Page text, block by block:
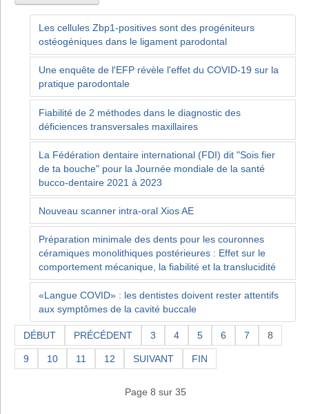
Les cellules Zbp1-positives sont des progéniteurs
ostéogéniques dans le ligament parodontal
Une enquête de l'EFP révèle l'effet du COVID-19 sur la
pratique parodontale
Fiabilité de 2 méthodes dans le diagnostic des
déficiences transversales maxillaires
La Fédération dentaire international (FDI) dit "Sois fier
de ta bouche" pour la Journée mondiale de la santé
bucco-dentaire 2021 à 2023
Nouveau scanner intra-oral Xios AE
Préparation minimale des dents pour les couronnes
céramiques monolithiques postérieures : Effet sur le
comportement mécanique, la fiabilité et la translucidité
«Langue COVID» : les dentistes doivent rester attentifs
aux symptômes de la cavité buccale
DÉBUT PRÉCÉDENT 3 4 5 6 7 8
9 10 11 12 SUIVANT FIN
Page 8 sur 35